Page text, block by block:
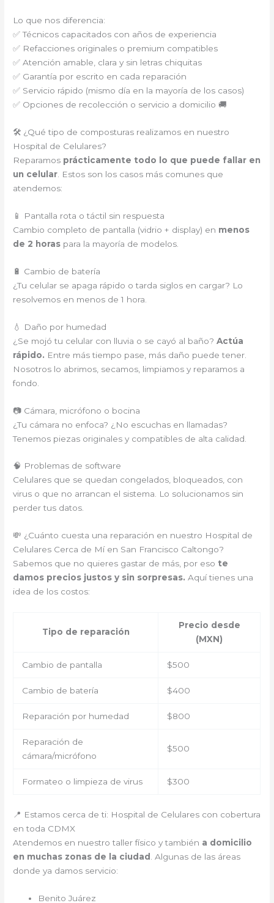
Lo que nos diferencia:
✅ Técnicos capacitados con años de experiencia
✅ Refacciones originales o premium compatibles
✅ Atención amable, clara y sin letras chiquitas
✅ Garantía por escrito en cada reparación
✅ Servicio rápido (mismo día en la mayoría de los casos)
✅ Opciones de recolección o servicio a domicilio 🚚
🛠️ ¿Qué tipo de composturas realizamos en nuestro
Hospital de Celulares?
Reparamos prácticamente todo lo que puede fallar en
un celular . Estos son los casos más comunes que
atendemos:
📱 Pantalla rota o táctil sin respuesta
Cambio completo de pantalla (vidrio + display) en menos
de 2 horas para la mayoría de modelos.
🔋 Cambio de batería
¿Tu celular se apaga rápido o tarda siglos en cargar? Lo
resolvemos en menos de 1 hora.
💧 Daño por humedad
¿Se mojó tu celular con lluvia o se cayó al baño?Actúa
rápido. Entre más tiempo pase, más daño puede tener.
Nosotros lo abrimos, secamos, limpiamos y reparamos a
fondo.
📷 Cámara, micrófono o bocina
¿Tu cámara no enfoca? ¿No escuchas en llamadas?
Tenemos piezas originales y compatibles de alta calidad.
🧠 Problemas de software
Celulares que se quedan congelados, bloqueados, con
virus o que no arrancan el sistema. Lo solucionamos sin
perder tus datos.
💸 ¿Cuánto cuesta una reparación en nuestro Hospital de
Celulares Cerca de Mí en San Francisco Caltongo?
Sabemos que no quieres gastar de más, por eso te
damos precios justos y sin sorpresas. Aquí tienes una
idea de los costos:
Tipo de reparación
Precio desde
(MXN)
Cambio de pantalla $500
Cambio de batería $400
Reparación por humedad $800
Reparación de
cámara/micrófono
$500
Formateo o limpieza de virus $300
📍 Estamos cerca de ti: Hospital de Celulares con cobertura
en toda CDMX
Atendemos en nuestro taller físico y también a domicilio
en muchas zonas de la ciudad
. Algunas de las áreas
donde ya damos servicio:
Benito Juárez